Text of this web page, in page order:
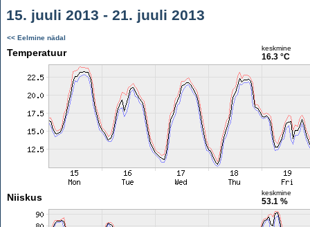
15. juuli 2013 - 21. juuli 2013
<< Eelmine nädal
Temperatuur keskmine
16.3 °C
Niiskus keskmine
53.1 %